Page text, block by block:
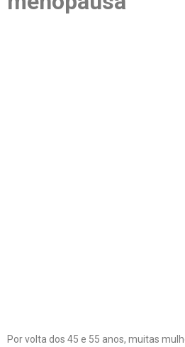
Por volta dos 45 e 55 anos, muitas